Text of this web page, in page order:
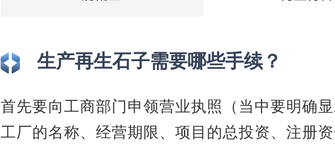
生产再生石子需要哪些手续？
首先要向工商部门申领营业执照（当中要明确
工厂的名称、经营期限、项目的总投资、注册